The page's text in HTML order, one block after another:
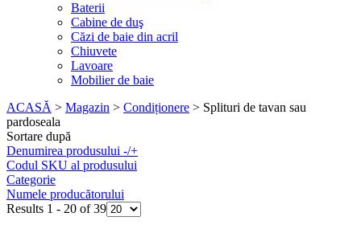
Baterii
Cabine de duş
Căzi de baie din acril
Chiuvete
Lavoare
Mobilier de baie
ACASĂ > Magazin > Condiționere > Splituri de tavan sau
pardoseala
Sortare după
Denumirea produsului -/+
Codul SKU al produsului
Categorie
Numele producătorului
Results 1 - 20 of 39